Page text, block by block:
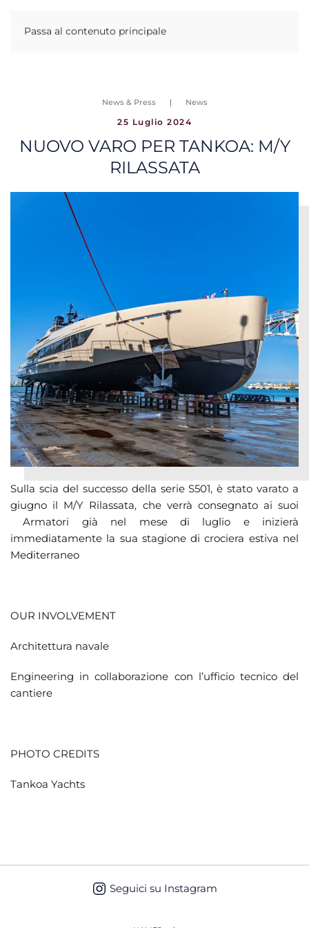
Passa al contenuto principale
News & Press News
25 Luglio 2024
NUOVO VARO PER TANKOA: M/Y
RILASSATA
Sulla scia del successo della serie S501, è stato varato a
giugno il M/Y Rilassata, che verrà consegnato ai suoi
Armatori già nel mese di luglio e inizierà
immediatamente la sua stagione di crociera estiva nel
Mediterraneo
OUR INVOLVEMENT
Architettura navale
Engineering in collaborazione con l’ufficio tecnico del
cantiere
PHOTO CREDITS
Tankoa Yachts
Seguici su Instagram